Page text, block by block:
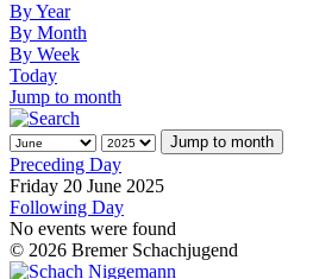
By Year
By Month
By Week
Today
Jump to month
Jump to month
Preceding Day
Friday 20 June 2025
Following Day
No events were found
© 2026 Bremer Schachjugend